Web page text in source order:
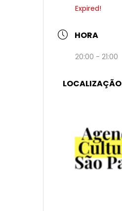
Expired!
HORA
20:00 - 21:00
LOCALIZAÇÃO